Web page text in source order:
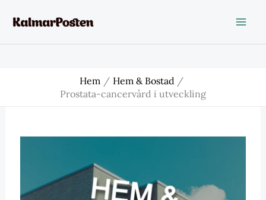
Hem
Hem & Bostad
Prostata-cancervård i utveckling